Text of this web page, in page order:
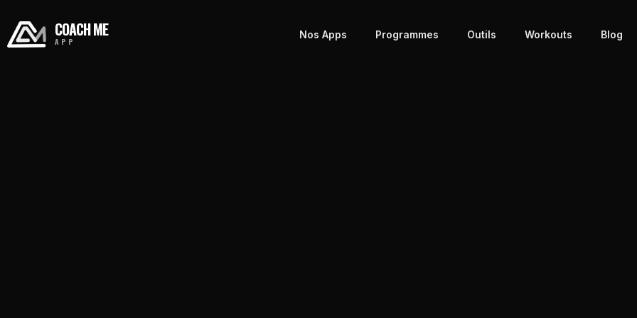
COACH ME
APP
Nos Apps Programmes Outils Workouts Blog